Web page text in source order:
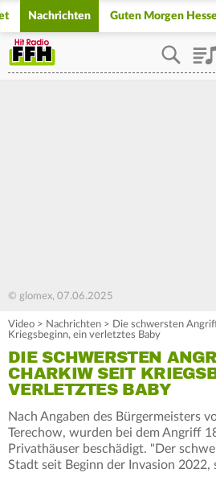
Nachrichten Guten Morgen
© glomex, 07.06.2025
Video > Nachrichten > Die schwersten
Kriegsbeginn, ein verletztes Baby
DIE SCHWERSTEN
CHARKIW SEIT
VERLETZTES BABY
Nach Angaben des Bürgermeisters
Terechow, wurden bei dem Angriff
Privathäuser beschädigt. "Der
Stadt seit Beginn der Invasion 2022,